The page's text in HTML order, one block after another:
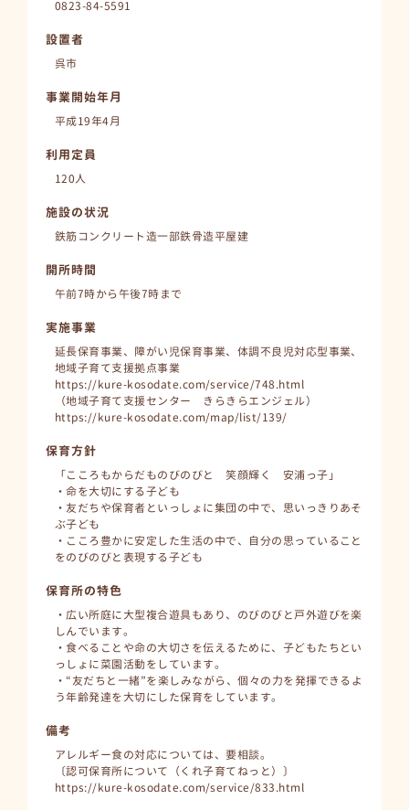
0823-84-5591
設置者
呉市
事業開始年月
平成19年4月
利用定員
120人
施設の状況
鉄筋コンクリート造一部鉄骨造平屋建
開所時間
午前7時から午後7時まで
実施事業
延長保育事業、障がい児保育事業、体調不良児対応型事業、
地域子育て支援拠点事業
https://kure-kosodate.com/service/748.html
（地域子育て支援センター きらきらエンジェル）
https://kure-kosodate.com/map/list/139/
保育方針
「こころもからだものびのびと 笑顔輝く 安浦っ子」
・命を大切にする子ども
・友だちや保育者といっしょに集団の中で、思いっきりあそ
ぶ子ども
・こころ豊かに安定した生活の中で、自分の思っていること
をのびのびと表現する子ども
保育所の特色
・広い所庭に大型複合遊具もあり、のびのびと戸外遊びを楽
しんでいます。
・食べることや命の大切さを伝えるために、子どもたちとい
っしょに菜園活動をしています。
・“友だちと一緒”を楽しみながら、個々の力を発揮できるよ
う年齢発達を大切にした保育をしています。
備考
アレルギー食の対応については、要相談。
〔認可保育所について（くれ子育てねっと）〕
https://kure-kosodate.com/service/833.html